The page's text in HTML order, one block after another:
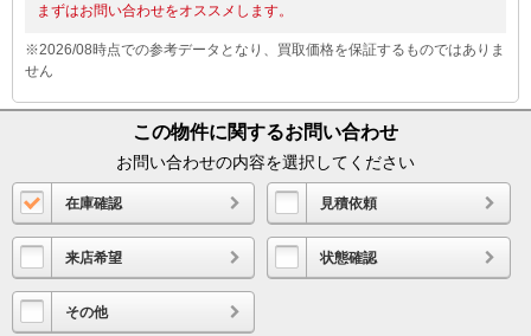
まずはお問い合わせをオススメします。
※2026/08時点での参考データとなり、買取価格を保証するものではありま
せん
この物件に関するお問い合わせ
お問い合わせの内容を選択してください
在庫確認 見積依頼
来店希望 状態確認
その他